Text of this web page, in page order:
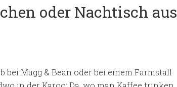
oder Nachtisch aus
bei Mugg & Bean oder bei einem Farmstall